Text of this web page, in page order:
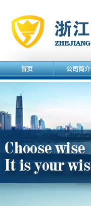
首页 公司简介